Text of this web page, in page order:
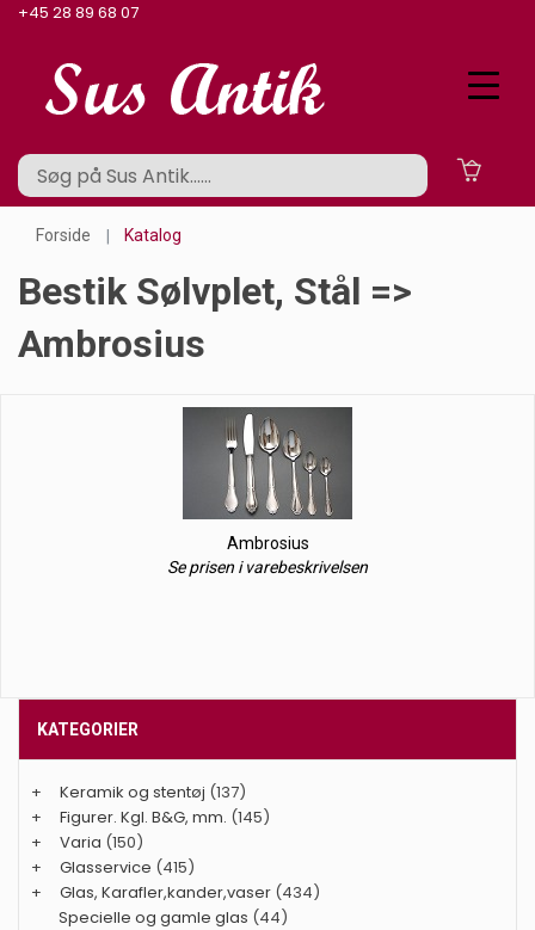
+45 28 89 68 07
Forside Katalog
Bestik Sølvplet, Stål =>
Ambrosius
Ambrosius
Se prisen i varebeskrivelsen
KATEGORIER
+ Keramik og stentøj (137)
+
Figurer. Kgl. B&G, mm. (145)
+
Varia (150)
+
Glasservice (415)
+
Glas, Karafler,kander,vaser (434)
Specielle og gamle glas (44)